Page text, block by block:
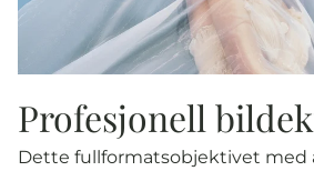
Profesjonell
Dette fullformatsobjektivet med